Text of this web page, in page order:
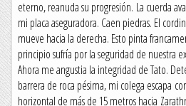
eterno, reanuda su progresión. La cuerda
mi placa aseguradora. Caen piedras. El
mueve hacia la derecha. Esto pinta
principio sufría por la seguridad de nuestra
Ahora me angustia la integridad de Tato.
barrera de roca pésima, mi colega escapa
horizontal de más de 15 metros hacia